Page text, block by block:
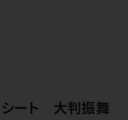
ート 大判振舞